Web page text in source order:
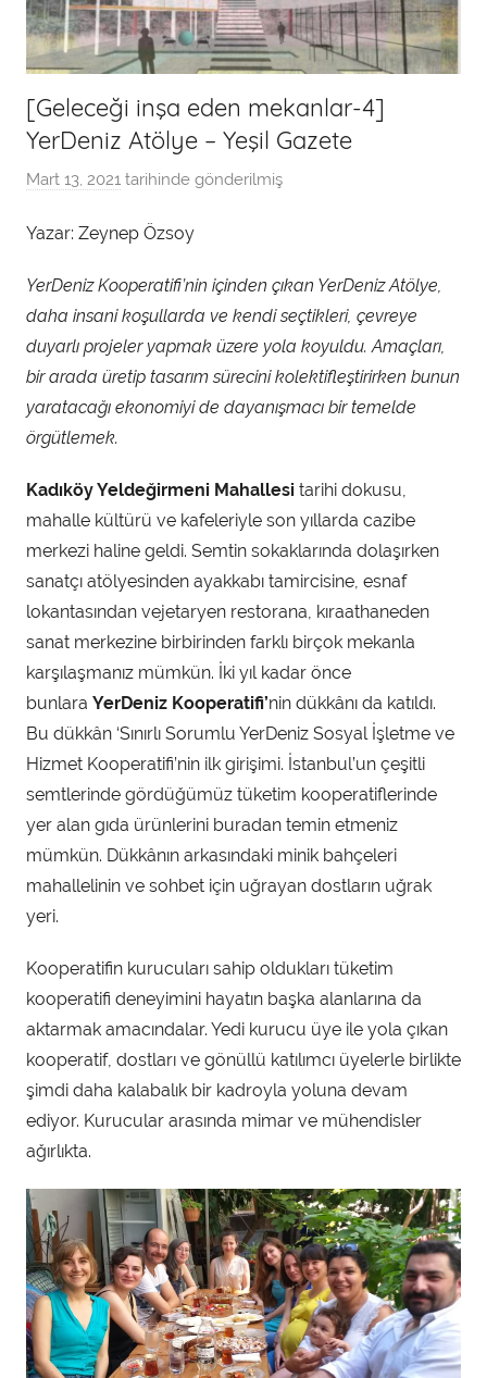
[Geleceği inşa eden mekanlar-4]
YerDeniz Atölye – Yeşil Gazete
Mart 13, 2021 tarihinde gönderilmiş
n
t
a
r
a
n
d
a
n
Yazar: Zeynep Özsoy
YerDeniz Kooperatifi’nin içinden çıkan YerDeniz Atölye,
daha insani koşullarda ve kendi seçtikleri, çevreye
duyarlı projeler yapmak üzere yola koyuldu. Amaçları,
bir arada üretip tasarım sürecini kolektifleştirirken bunun
yaratacağı ekonomiyi de dayanışmacı bir temelde
örgütlemek.
Kadıköy Yeldeğirmeni Mahallesi tarihi dokusu,
mahalle kültürü ve kafeleriyle son yıllarda cazibe
merkezi haline geldi. Semtin sokaklarında dolaşırken
sanatçı atölyesinden ayakkabı tamircisine, esnaf
lokantasından vejetaryen restorana, kıraathaneden
sanat merkezine birbirinden farklı birçok mekanla
karşılaşmanız mümkün. İki yıl kadar önce
bunlara YerDeniz Kooperatifi’nin dükkânı da katıldı.
Bu dükkân ‘Sınırlı Sorumlu YerDeniz Sosyal İşletme ve
Hizmet Kooperatifi’nin ilk girişimi. İstanbul’un çeşitli
semtlerinde gördüğümüz tüketim kooperatiflerinde
yer alan gıda ürünlerini buradan temin etmeniz
mümkün. Dükkânın arkasındaki minik bahçeleri
mahallelinin ve sohbet için uğrayan dostların uğrak
yeri.
Kooperatifin kurucuları sahip oldukları tüketim
kooperatifi deneyimini hayatın başka alanlarına da
aktarmak amacındalar. Yedi kurucu üye ile yola çıkan
kooperatif, dostları ve gönüllü katılımcı üyelerle birlikte
şimdi daha kalabalık bir kadroyla yoluna devam
ediyor. Kurucular arasında mimar ve mühendisler
ağırlıkta.